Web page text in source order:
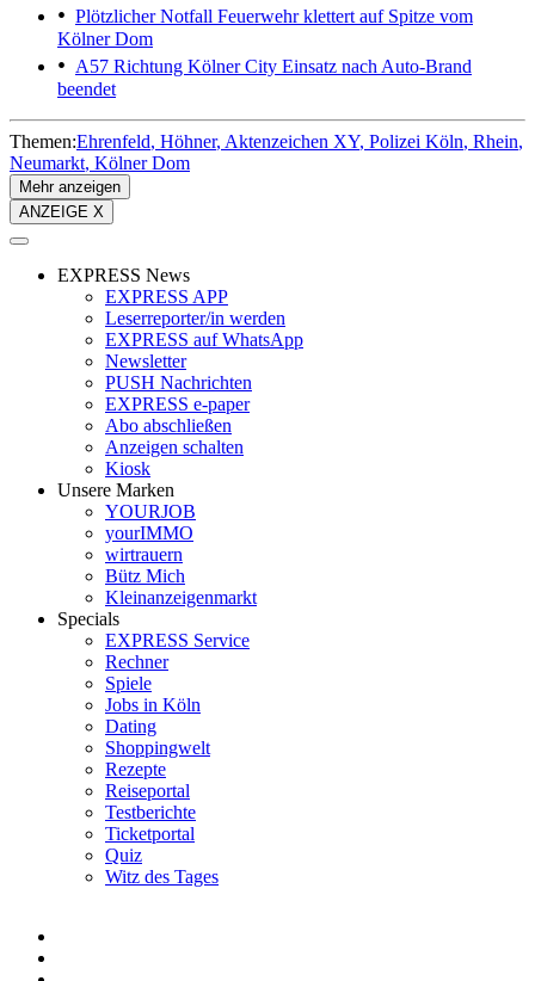
Plötzlicher Notfall Feuerwehr klettert auf Spitze vom
Kölner Dom
A57 Richtung Kölner City Einsatz nach Auto-Brand
beendet
Themen:Ehrenfeld Höhner Aktenzeichen XY Polizei Köln Rhein
Neumarkt Kölner Dom
Mehr anzeigen
ANZEIGE X
EXPRESS News
EXPRESS APP
Leserreporter/in werden
EXPRESS auf WhatsApp
Newsletter
PUSH Nachrichten
EXPRESS e-paper
Abo abschließen
Anzeigen schalten
Kiosk
Unsere Marken
YOURJOB
yourIMMO
wirtrauern
Bütz Mich
Kleinanzeigenmarkt
Specials
EXPRESS Service
Rechner
Spiele
Jobs in Köln
Dating
Shoppingwelt
Rezepte
Reiseportal
Testberichte
Ticketportal
Quiz
Witz des Tages